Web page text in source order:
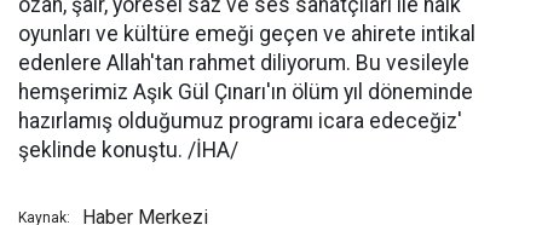
oyunları ve kültüre emeği geçen ve ahirete intikal
edenlere Allah'tan rahmet diliyorum. Bu vesileyle
hemşerimiz Aşık Gül Çınarı'ın ölüm yıl döneminde
hazırlamış olduğumuz programı icara edeceğiz'
şeklinde konuştu. /İHA/
Kaynak: Haber Merkezi